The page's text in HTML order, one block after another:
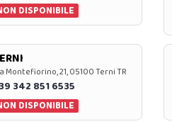
DISPONIBILE
Montefiorino, 21, 05100 Terni TR
342 851 6535
DISPONIBILE